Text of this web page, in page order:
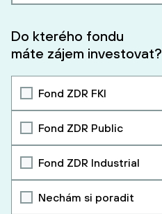
Do kterého fondu
máte zájem investovat?
Fond ZDR FKI
Fond ZDR Public
Fond ZDR Industrial
Nechám si poradit